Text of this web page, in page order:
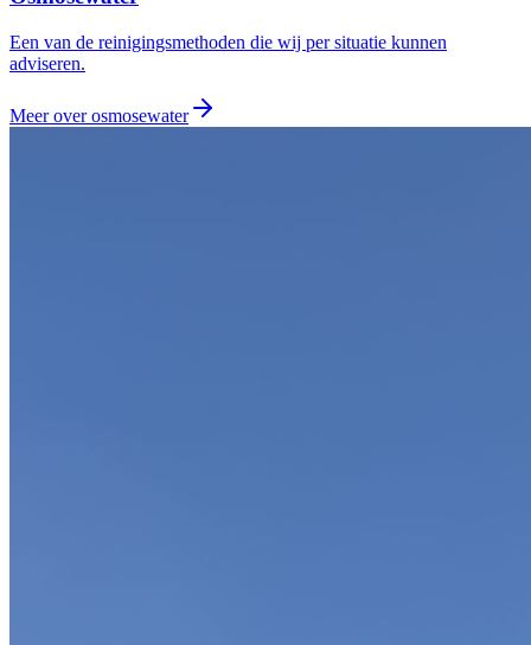
Een van de reinigingsmethoden die wij per situatie kunnen
adviseren.
Meer overosmosewater